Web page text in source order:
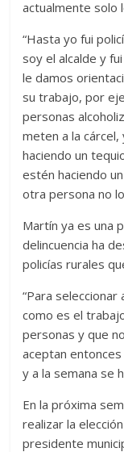
actualmente solo
“Hasta yo fui
soy el alcalde y
le damos
su trabajo, por
personas
meten a la
haciendo un
estén haciendo
otra persona no
Martín ya es una
delincuencia ha
policías rurales
“Para seleccionar
como es el
personas y que
aceptan
y a la semana se
En la próxima
realizar la
presidente